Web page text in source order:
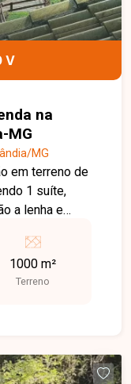
lazer
sua visita
V
na
MG
MG
em terreno de
1 suíte,
a lenha e
espécies,
Área de
em madeira
1000 m²
Terreno